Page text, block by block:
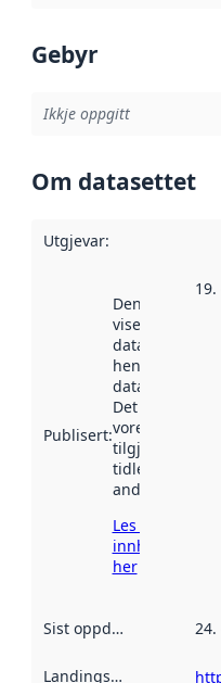
Gebyr
Ikkje oppgitt
Om datasettet
Utgjevar:
Publisert:
Denne datoen
viser når
datasettet vart
henta inn av
data.norge.no.
Det kan ha
vore
tilgjengeleg
tidlegare
andre stader.
Les meir om
innhenting
her
Sist oppdatert 24.
Landingsside